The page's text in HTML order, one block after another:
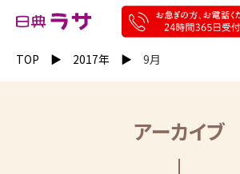
TOP 2017年 9月
アーカイブ